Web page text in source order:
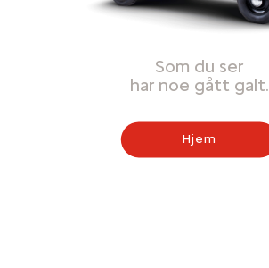
Som du ser
har noe gått galt.
Hjem